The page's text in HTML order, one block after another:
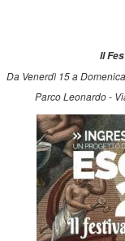
Il
Da Venerdì 15 a
Parco Leonardo -